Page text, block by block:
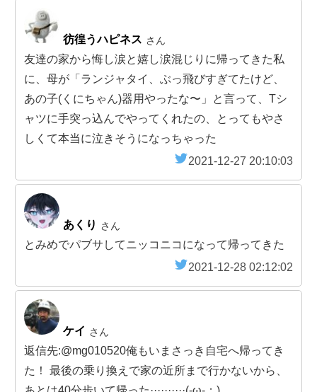
彷徨うハピネス さん
友達の家から悔し涙と嬉し涙混じりに帰ってきた私
に、母が「ランジャタイ、ぶっ飛びすぎてたけど、
あの子(くにちゃん)器用やったな〜」と言って、Tシ
ャツに手突っ込んでやってくれたの、とってもやさ
しくて本当に泣きそうになっちゃった
2021-12-27 20:10:03
あくり さん
とみめでパブサしてニッコニコになって帰ってきた
2021-12-28 02:12:02
ケイ さん
返信先:@mg010520俺もいまさっき自宅へ帰ってき
た！ 最後の乗り換えで家の近所まで行かないから、